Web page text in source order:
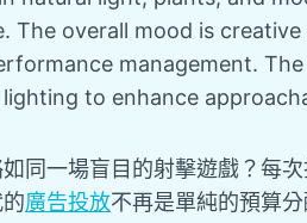
同一場盲目的射擊遊戲？每
廣告投放不再是單純的預算